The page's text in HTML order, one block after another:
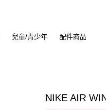
兒童/青少年 配件商品
NIKE AIR